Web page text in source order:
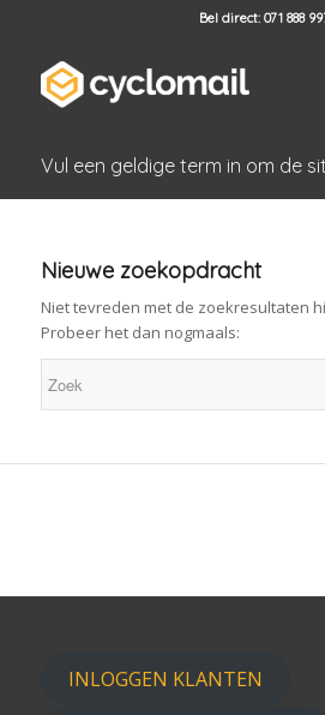
Bel direct: 071 888
Vul een geldige term in om de
Nieuwe zoekopdracht
Niet tevreden met de zoekresultaten
Probeer het dan nogmaals:
INLOGGEN KLANTEN